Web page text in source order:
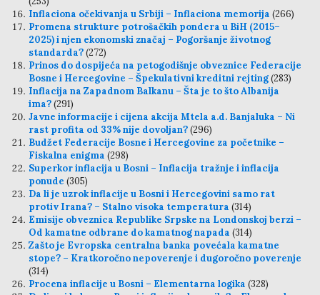
Inflaciona očekivanja u Srbiji – Inflaciona memorija (266)
Promena strukture potrošačkih pondera u BiH (2015–
2025) i njen ekonomski značaj – Pogoršanje životnog
standarda?(272)
Prinos do dospijeća na petogodišnje obveznice Federacije
Bosne i Hercegovine – Špekulativni kreditni rejting(283)
Inflacija na Zapadnom Balkanu – Šta je to što Albanija
ima?(291)
Javne informacije i cijena akcija Mtela a.d. Banjaluka – Ni
rast profita od 33% nije dovoljan?(296)
Budžet Federacije Bosne i Hercegovine za početnike –
Fiskalna enigma (298)
Superkor inflacija u Bosni – Inflacija tražnje i inflacija
ponude (305)
Da li je uzrok inflacije u Bosni i Hercegovini samo rat
protiv Irana? – Stalno visoka temperatura (314)
Emisije obveznica Republike Srpske na Londonskoj berzi –
Od kamatne odbrane do kamatnog napada (314)
Zašto je Evropska centralna banka povećala kamatne
stope? – Kratkoročno nepoverenje i dugoročno poverenje
(314)
Procena inflacije u Bosni – Elementarna logika (328)